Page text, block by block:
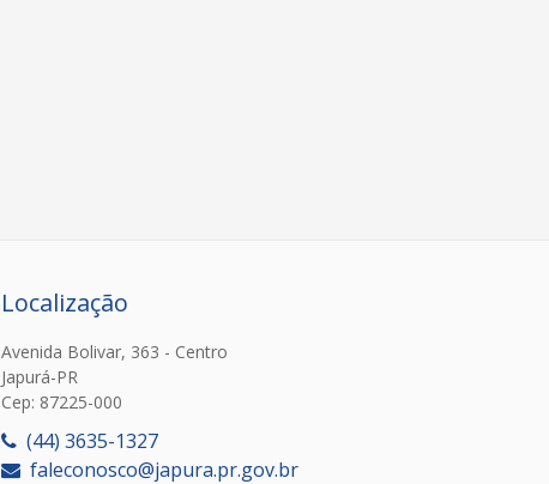
Localização
Avenida Bolivar, 363 - Centro
Japurá-PR
Cep: 87225-000
(44) 3635-1327
faleconosco@japura.pr.gov.br